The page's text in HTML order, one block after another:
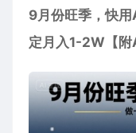
9月份旺季，快用
定月入1-2W【附